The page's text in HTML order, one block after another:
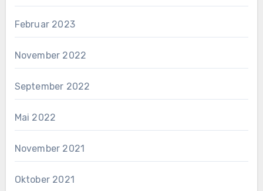
Februar 2023
November 2022
September 2022
Mai 2022
November 2021
Oktober 2021